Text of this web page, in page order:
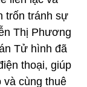
trốn tránh sự
Thị Phương
Tử hình đã
thoại, giúp
cùng thuê